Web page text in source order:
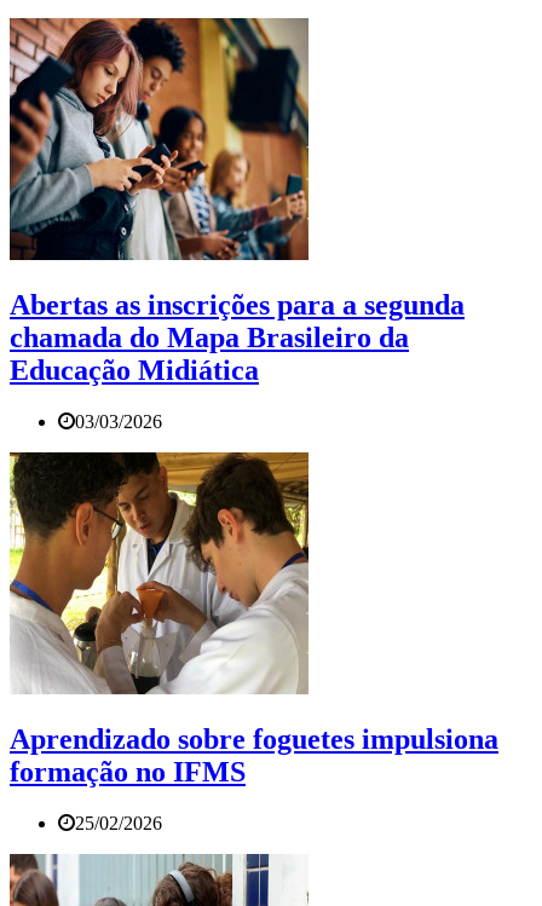
Abertas as inscrições para a segunda
chamada do Mapa Brasileiro da
Educação Midiática
03/03/2026
Aprendizado sobre foguetes impulsiona
formação no IFMS
25/02/2026